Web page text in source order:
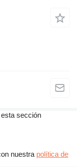
sección
nuestra política de